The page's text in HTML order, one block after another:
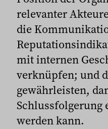
relevanter
die
mit internen
verknüpfen; und
gewährleisten,
werden kann.